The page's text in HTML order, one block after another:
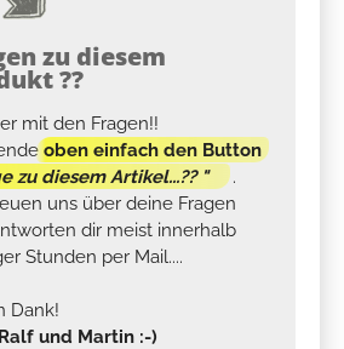
zu diesem
??
mit den Fragen!!
oben einfach den Button
zu diesem Artikel...?? "
.
uns über deine Fragen
dir meist innerhalb
Stunden per Mail....
Dank!
und Martin :-)